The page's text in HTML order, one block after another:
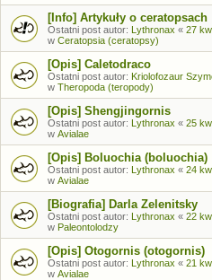
[Info] Artykuły o ceratopsach
Ostatni post autor: Lythronax « 27
w Ceratopsia (ceratopsy)
[Opis] Caletodraco
Ostatni post autor: Kriolofozaur
w Theropoda (teropody)
[Opis] Shengjingornis
Ostatni post autor: Lythronax « 25
w Avialae
[Opis] Boluochia (boluochia)
Ostatni post autor: Lythronax « 24
w Avialae
[Biografia] Darla Zelenitsky
Ostatni post autor: Lythronax « 22
w Paleontolodzy
[Opis] Otogornis (otogornis)
Ostatni post autor: Lythronax « 21
w Avialae